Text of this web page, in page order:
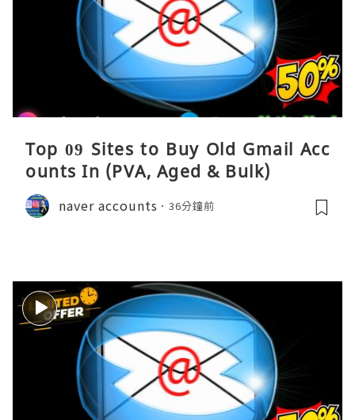
Top 09 Sites to Buy Old Gmail Acc
ounts In (PVA, Aged & Bulk)
naver accounts 36分鐘前